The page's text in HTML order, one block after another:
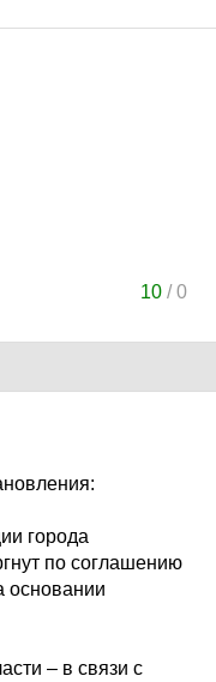
10 /0
города
по соглашению
основании
– в связи с